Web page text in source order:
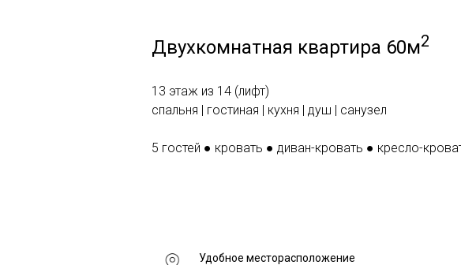
Двухкомнатная квартира 60м2
13 этаж из 14 (лифт)
спальня | гостиная | кухня | душ | санузел
5 гостей ● кровать ● диван-кровать ● кресло-
Удобное месторасположение